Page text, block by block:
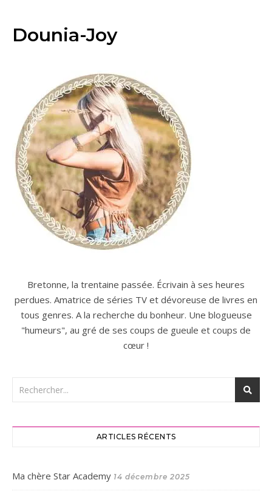
Dounia-Joy
Bretonne, la trentaine passée. Écrivain à ses heures
perdues. Amatrice de séries TV et dévoreuse de livres en
tous genres. A la recherche du bonheur. Une blogueuse
"humeurs", au gré de ses coups de gueule et coups de
cœur !
ARTICLES RÉCENTS
Ma chère Star Academy 14 décembre 2025